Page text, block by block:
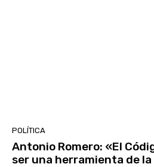
POLÍTICA
Antonio Romero: «El
ser una herramienta de